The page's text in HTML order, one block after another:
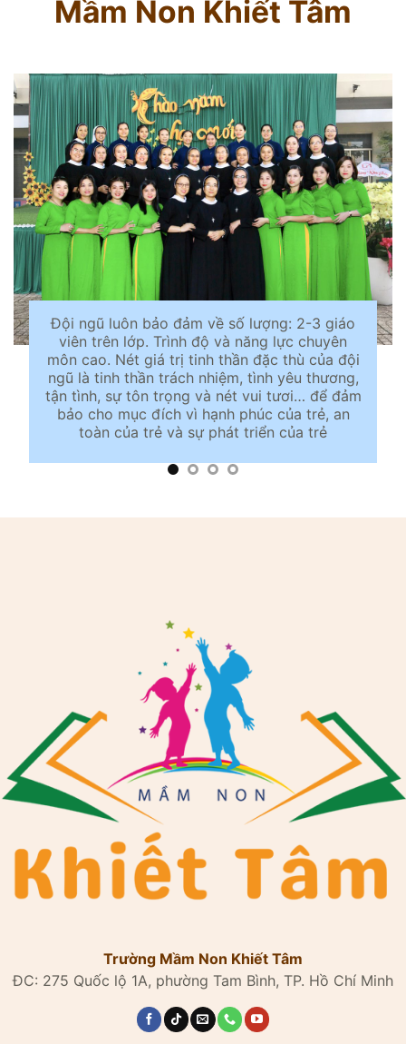
Mầm Non Khiết Tâm
Đội ngũ luôn bảo đảm về số lượng: 2-3 giáo
viên trên lớp. Trình độ và năng lực chuyên
môn cao. Nét giá trị tinh thần đặc thù của đội
ngũ là tinh thần trách nhiệm, tình yêu thương,
tận tình, sự tôn trọng và nét vui tươi… để đảm
bảo cho mục đích vì hạnh phúc của trẻ, an
toàn của trẻ và sự phát triển của trẻ
Trường Mầm Non Khiết Tâm
ĐC: 275 Quốc lộ 1A, phường Tam Bình, TP. Hồ Chí Minh